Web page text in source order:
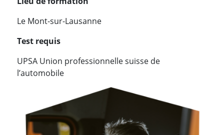
Le Mont-sur-Lausanne
Test requis
UPSA Union professionnelle suisse de
l’automobile